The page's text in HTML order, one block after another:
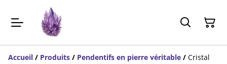
Accueil / Produits / Pendentifs en pierre véritable / Cristal